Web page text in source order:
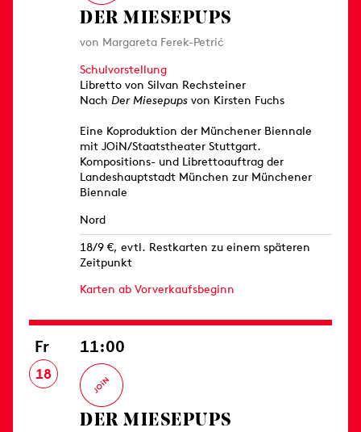
DER MIESEPUPS
von Margareta Ferek-Petrić
Schulvorstellung
Libretto von Silvan Rechsteiner
NachDer Miesepups von Kirsten Fuchs
Eine Koproduktion der Münchener Biennale
mit JOiN/Staatstheater Stuttgart.
Kompositions- und Librettoauftrag der
Landeshauptstadt München zur Münchener
Biennale
Nord
18/9 €, evtl. Restkarten zu einem späteren
Zeitpunkt
Karten ab Vorverkaufsbeginn
Fr
18
11:00
DER MIESEPUPS